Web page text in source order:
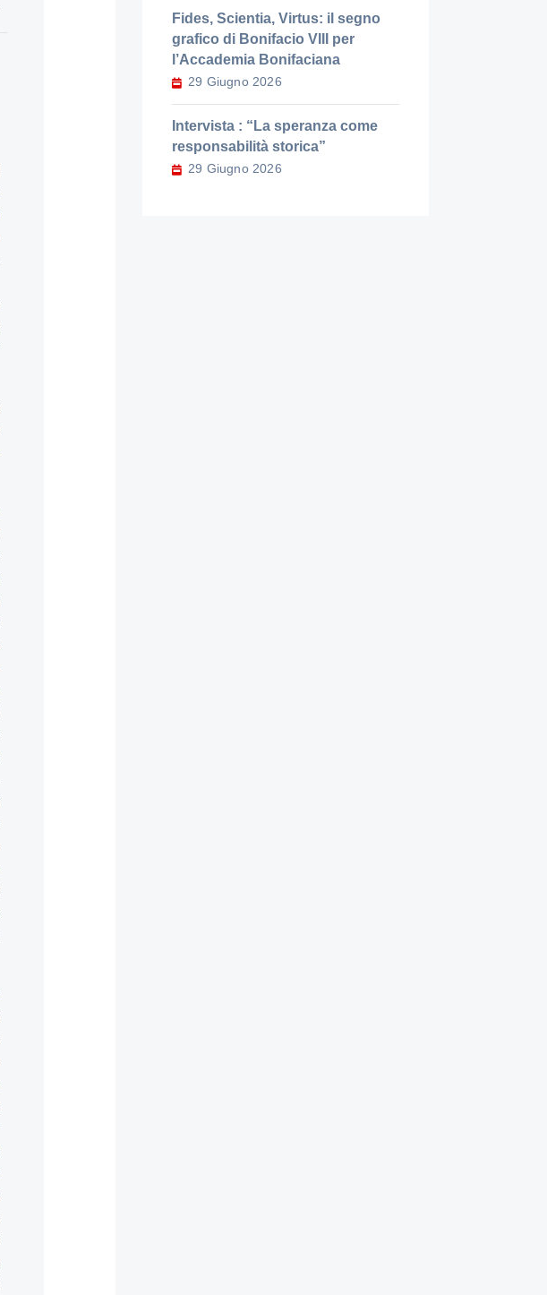
Fides, Scientia, Virtus: il segno
grafico di Bonifacio VIII per
l’Accademia Bonifaciana
29 Giugno 2026
Intervista : “La speranza come
responsabilità storica”
29 Giugno 2026